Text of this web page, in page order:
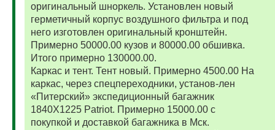
оригинальный шноркель. Установлен новый
герметичный корпус воздушного фильтра и под
него изготовлен оригинальный кронштейн.
Примерно 50000.00 кузов и 80000.00 обшивка.
Итого примерно 130000.00.
Каркас и тент. Тент новый. Примерно 4500.00 На
каркас, через спецпереходники, установ-лен
«Питерский» экспедиционный багажник
1840Х1225 Patriot. Примерно 15000.00 с
покупкой и доставкой багажника в Мск.